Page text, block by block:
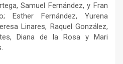
Samuel Fernández, y Fran
Esther Fernández, Yurena
Linares, Raquel González,
Diana de la Rosa y Mari